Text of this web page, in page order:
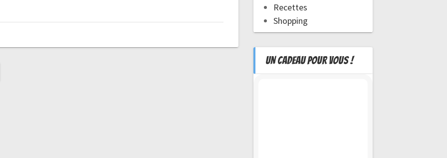
Recettes
Shopping
UN CADEAU POUR VOUS !